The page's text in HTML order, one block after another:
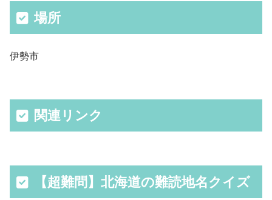
場所
伊勢市
関連リンク
【超難問】北海道の難読地名クイズ